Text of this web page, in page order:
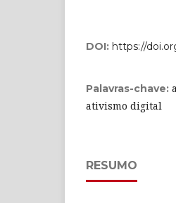
DOI: https://
Palavras-chave:
ativismo digital
RESUMO